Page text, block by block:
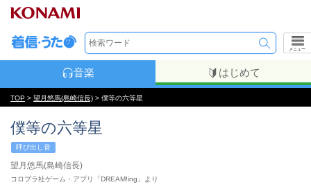
メニュー
音楽 はじめて
TOP > 望月悠馬(島崎信長) > 僕等の六等星
僕等の六等星
呼び出し音
望月悠馬(島崎信長)
コロプラ社ゲーム・アプリ「DREAM!ing」より